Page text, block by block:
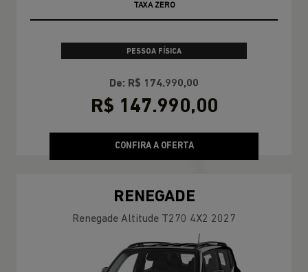
TAXA ZERO
PESSOA FÍSICA
De: R$ 174.990,00
R$ 147.990,00
CONFIRA A OFERTA
RENEGADE
Renegade Altitude T270 4X2 2027